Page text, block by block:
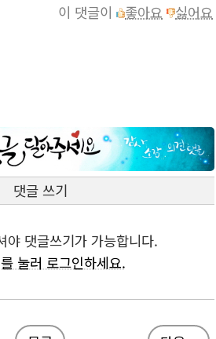
이 댓글이
좋아요
싫어요
댓글 쓰기
야 댓글쓰기가 가능합니다.
눌러 로그인하세요.